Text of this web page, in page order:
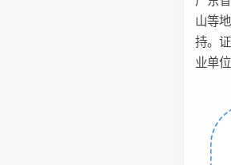
山等
持。
业单